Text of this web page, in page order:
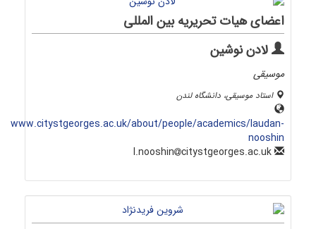
اعضای هیات تحریریه بین المللی
لادن نوشین
موسیقی
استاد موسیقی، دانشگاه لندن
www.citystgeorges.ac.uk/about/people/academics/laudan-
nooshin
citystgeorges.ac.uk